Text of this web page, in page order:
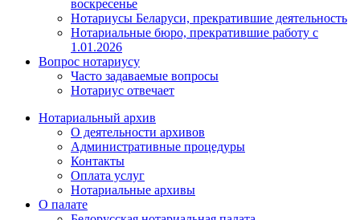
воскресенье
Нотариусы Беларуси, прекратившие деятельность
Нотариальные бюро, прекратившие работу с
1.01.2026
Вопрос нотариусу
Часто задаваемые вопросы
Нотариус отвечает
Нотариальный архив
О деятельности архивов
Административные процедуры
Контакты
Оплата услуг
Нотариальные архивы
О палате